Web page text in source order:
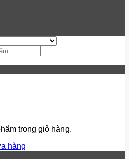
trong giỏ hàng.
hàng